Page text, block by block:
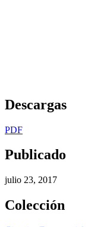
Descargas
PDF
Publicado
julio 23, 2017
Colección